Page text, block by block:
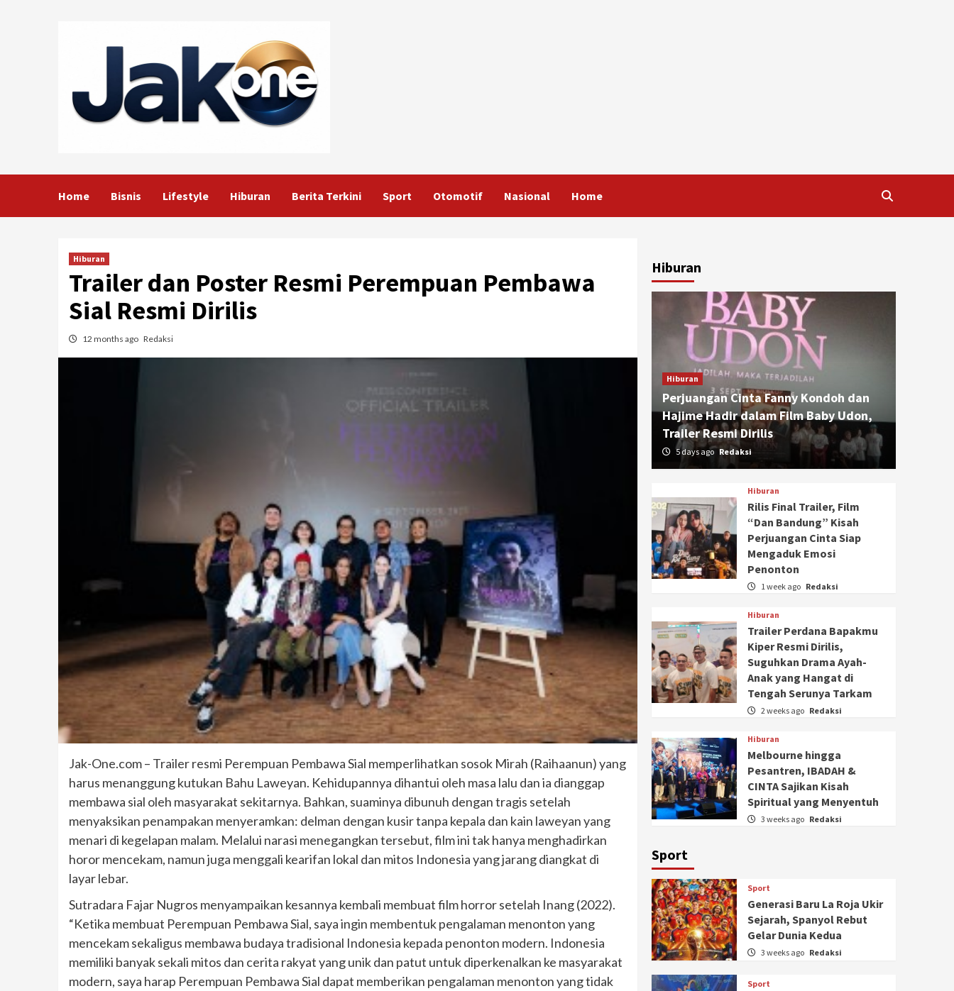
Home Bisnis Lifestyle Hiburan Berita Terkini Sport Otomotif Nasional Home
Hiburan
Trailer dan Poster Resmi Perempuan Pembawa
Sial Resmi Dirilis
12 months ago Redaksi
Jak-One.com – Trailer resmi Perempuan Pembawa Sial memperlihatkan sosok Mirah (Raihaanun) yang
harus menanggung kutukan Bahu Laweyan. Kehidupannya dihantui oleh masa lalu dan ia dianggap
membawa sial oleh masyarakat sekitarnya. Bahkan, suaminya dibunuh dengan tragis setelah
menyaksikan penampakan menyeramkan: delman dengan kusir tanpa kepala dan kain laweyan yang
menari di kegelapan malam. Melalui narasi menegangkan tersebut, film ini tak hanya menghadirkan
horor mencekam, namun juga menggali kearifan lokal dan mitos Indonesia yang jarang diangkat di
layar lebar.
Sutradara Fajar Nugros menyampaikan kesannya kembali membuat film horror setelah Inang (2022).
“Ketika membuat Perempuan Pembawa Sial, saya ingin membentuk pengalaman menonton yang
mencekam sekaligus membawa budaya tradisional Indonesia kepada penonton modern. Indonesia
memiliki banyak sekali mitos dan cerita rakyat yang unik dan patut untuk diperkenalkan ke masyarakat
modern, saya harap Perempuan Pembawa Sial dapat memberikan pengalaman menonton yang tidak
Hiburan
Hiburan
Perjuangan Cinta Fanny Kondoh dan
Hajime Hadir dalam Film Baby Udon,
Trailer Resmi Dirilis
5 days ago Redaksi
Hiburan
Rilis Final Trailer, Film
“Dan Bandung” Kisah
Perjuangan Cinta Siap
Mengaduk Emosi
Penonton
1 week ago Redaksi
Hiburan
Trailer Perdana Bapakmu
Kiper Resmi Dirilis,
Suguhkan Drama Ayah-
Anak yang Hangat di
Tengah Serunya Tarkam
2 weeks ago Redaksi
Hiburan
Melbourne hingga
Pesantren, IBADAH &
CINTA Sajikan Kisah
Spiritual yang Menyentuh
3 weeks ago Redaksi
Sport
Sport
Generasi Baru La Roja Ukir
Sejarah, Spanyol Rebut
Gelar Dunia Kedua
3 weeks ago Redaksi
Sport